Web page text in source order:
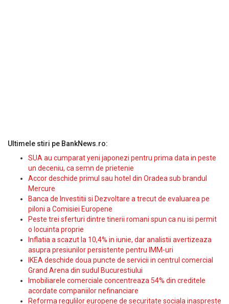
Ultimele stiri pe BankNews.ro:
SUA au cumparat yeni japonezi pentru prima data in peste
un deceniu, ca semn de prietenie
Accor deschide primul sau hotel din Oradea sub brandul
Mercure
Banca de Investitii si Dezvoltare a trecut de evaluarea pe
piloni a Comisiei Europene
Peste trei sferturi dintre tinerii romani spun ca nu isi permit
o locuinta proprie
Inflatia a scazut la 10,4% in iunie, dar analistii avertizeaza
asupra presiunilor persistente pentru IMM-uri
IKEA deschide doua puncte de servicii in centrul comercial
Grand Arena din sudul Bucurestiului
Imobiliarele comerciale concentreaza 54% din creditele
acordate companiilor nefinanciare
Reforma regulilor europene de securitate sociala inaspreste